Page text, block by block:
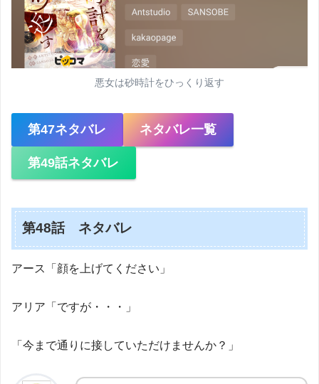
悪女は砂時計をひっくり返す
第47ネタバレ ネタバレ一覧
第49話ネタバレ
第48話 ネタバレ
アース「顔を上げてください」
アリア「ですが・・・」
「今まで通りに接していただけませんか？」